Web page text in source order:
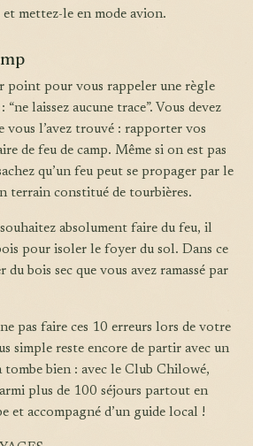
et mettez-le en mode avion.
laissez aucune trace”. Vous devez
vous l’avez trouvé : rapporter vos
de feu de camp. Même si on est pas
qu’un feu peut se propager par le
terrain constitué de tourbières.
pour isoler le foyer du sol. Dans ce
du bois sec que vous avez ramassé par
simple reste encore de partir avec un
tombe bien : avec le Club Chilowé,
plus de 100 séjours partout en
et accompagné d’un guide local !